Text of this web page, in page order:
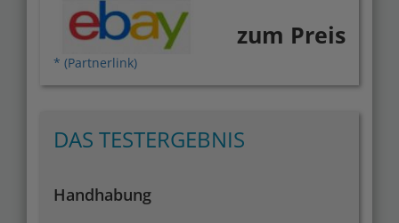
* (Partnerlink)
zum Preis
DAS TESTERGEBNIS
Handhabung